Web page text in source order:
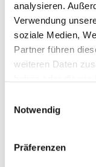
analysieren.
Verwendung
soziale Medien,
Partner führen
weiteren Daten
Notwendig
Präferenzen
Austria Center